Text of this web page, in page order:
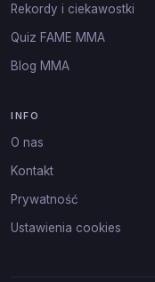
Rekordy i ciekawostki
Quiz FAME MMA
Blog MMA
INFO
O nas
Kontakt
Prywatność
Ustawienia cookies